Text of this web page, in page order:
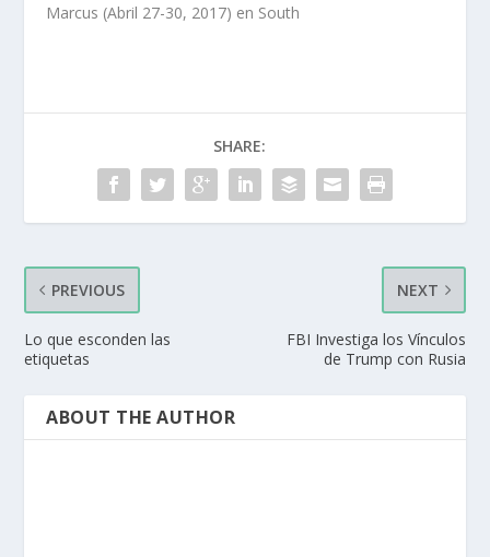
Marcus (Abril 27-30, 2017) en South
SHARE:
PREVIOUS
Lo que esconden las
etiquetas
NEXT
FBI Investiga los Vínculos
de Trump con Rusia
ABOUT THE AUTHOR